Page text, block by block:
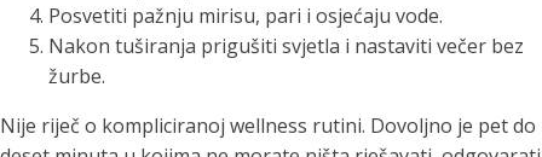
Posvetiti pažnju mirisu, pari i osjećaju vode.
Nakon tuširanja prigušiti svjetla i nastaviti večer bez
žurbe.
Nije riječ o kompliciranoj wellness rutini. Dovoljno je pet do